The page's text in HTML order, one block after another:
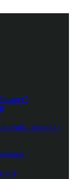
pentru antrenori